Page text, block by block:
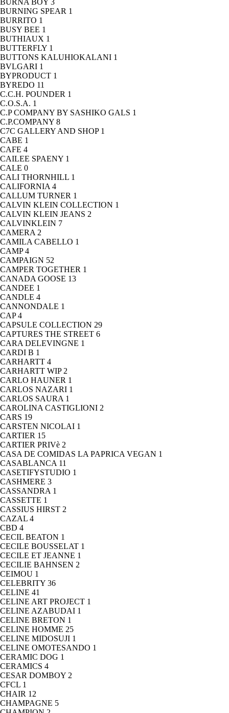
BURNA BOY 3
BURNING SPEAR 1
BURRITO 1
BUSY BEE 1
BUTHIAUX 1
BUTTERFLY 1
BUTTONS KALUHIOKALANI 1
BVLGARI 1
BYPRODUCT 1
BYREDO 11
C.C.H. POUNDER 1
C.O.S.A. 1
C.P COMPANY BY SASHIKO GALS 1
C.P.COMPANY 8
C7C GALLERY AND SHOP 1
CABE 1
CAFE 4
CAILEE SPAENY 1
CALE 0
CALI THORNHILL 1
CALIFORNIA 4
CALLUM TURNER 1
CALVIN KLEIN COLLECTION 1
CALVIN KLEIN JEANS 2
CALVINKLEIN 7
CAMERA 2
CAMILA CABELLO 1
CAMP4
CAMPAIGN 52
CAMPER TOGETHER 1
CANADA GOOSE 13
CANDEE 1
CANDLE 4
CANNONDALE 1
CAP4
CAPSULE COLLECTION 29
CAPTURES THE STREET 6
CARA DELEVINGNE 1
CARDI B 1
CARHARTT 4
CARHARTT WIP 2
CARLO HAUNER 1
CARLOS NAZARI 1
CARLOS SAURA 1
CAROLINA CASTIGLIONI 2
CARS 19
CARSTEN NICOLAI 1
CARTIER 15
CARTIER PRIVè 2
CASA DE COMIDAS LA PAPRICA VEGAN 1
CASABLANCA 11
CASETIFYSTUDIO 1
CASHMERE 3
CASSANDRA 1
CASSETTE 1
CASSIUS HIRST 2
CAZAL 4
CBD 4
CECIL BEATON 1
CECILE BOUSSELAT 1
CECILE ET JEANNE 1
CECILIE BAHNSEN 2
CEIMOU 1
CELEBRITY 36
CELINE 41
CELINE ART PROJECT 1
CELINE AZABUDAI 1
CELINE BRETON 1
CELINE HOMME 25
CELINE MIDOSUJI 1
CELINE OMOTESANDO 1
CERAMIC DOG 1
CERAMICS 4
CESAR DOMBOY 2
CFCL 1
CHAIR 12
CHAMPAGNE 5